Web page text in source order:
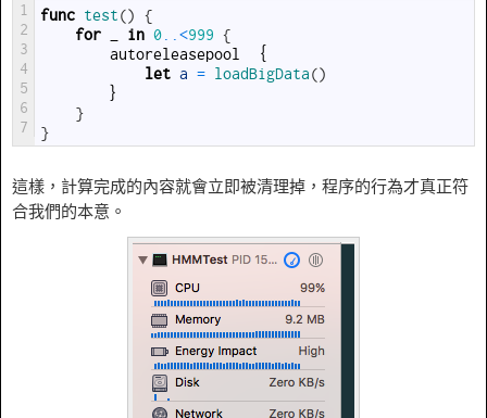
1
2
3
4
5
6
7
func test()
{
for
in 0 <999 {
autoreleasepool
｛
let a = loadBigData()
｝
}
}
這樣，計算完成的內容就會立即被清理掉，程序的行為才真正符
合我們的本意。